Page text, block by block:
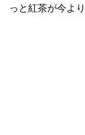
っと紅茶が今よ